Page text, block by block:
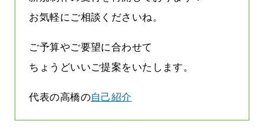
お気軽にご相談くださいね。
ご予算やご要望に合わせて
ちょうどいいご提案をいたします。
代表の高橋の自己紹介